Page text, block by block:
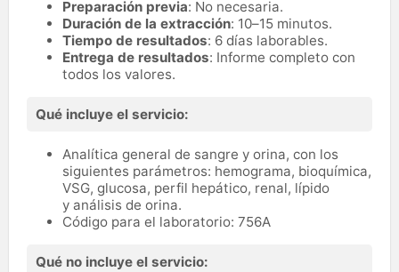
Preparación previa: No necesaria.
Duración de la extracción: 10–15 minutos.
Tiempo de resultados: 6 días laborables.
Entrega de resultados: Informe completo con
todos los valores.
Qué incluye el servicio:
Analítica general de sangre y orina, con los
siguientes parámetros: hemograma, bioquímica,
VSG, glucosa, perfil hepático, renal, lípido
y análisis de orina.
Código para el laboratorio: 756A
Qué no incluye el servicio: